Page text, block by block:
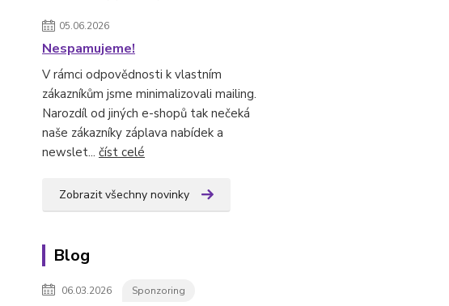
05.06.2026
Nespamujeme!
V rámci odpovědnosti k vlastním
zákazníkům jsme minimalizovali mailing.
Narozdíl od jiných e-shopů tak nečeká
naše zákazníky záplava nabídek a
newslet... číst celé
Zobrazit všechny novinky
Blog
06.03.2026 Sponzoring